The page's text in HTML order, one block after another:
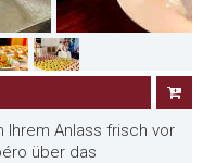
Ihrem Anlass frisch vor
über das